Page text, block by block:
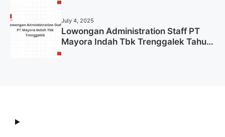
July 4, 2025
Lowongan Administration Staff PT
Mayora Indah Tbk Trenggalek Tahun